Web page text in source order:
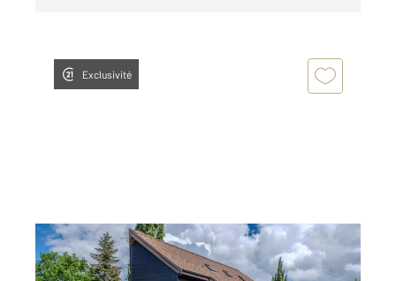
Exclusivité
LOISIN 74
280 m2, 7 pièces